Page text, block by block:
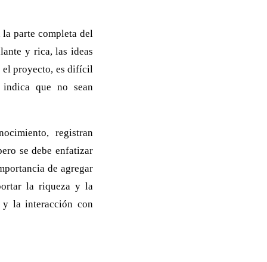
la parte completa del
y rica, las ideas
el proyecto, es difícil
indica que no sean
registran
se debe enfatizar
de agregar
la riqueza y la
y la interacción con